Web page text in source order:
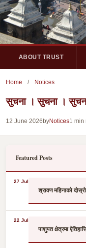
ABOUT TRUST
Home / Notices
सुचना । सुचना ।
12 June 2026byNotices1 min
Featured Posts
27 Jul
श्रावण महिनाको
22 Jul
पाशुपत क्षेत्रमा